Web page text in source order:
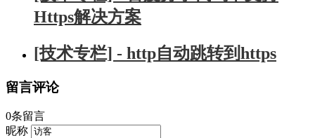
Https解决方案
[技术专栏] - http自动跳转到https
留言评论
0条留言
昵称